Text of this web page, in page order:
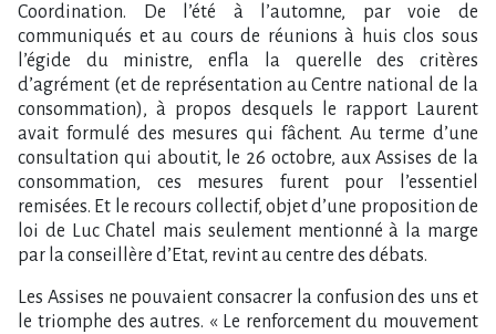
Coordination. De l’été à l’automne, par voie de
communiqués et au cours de réunions à huis clos sous
l’égide du ministre, enfla la querelle des critères
d’agrément (et de représentation au Centre national de la
consommation), à propos desquels le rapport Laurent
avait formulé des mesures qui fâchent. Au terme d’une
consultation qui aboutit, le 26 octobre, aux Assises de la
consommation, ces mesures furent pour l’essentiel
remisées. Et le recours collectif, objet d’une proposition de
loi de Luc Chatel mais seulement mentionné à la marge
par la conseillère d’Etat, revint au centre des débats.
Les Assises ne pouvaient consacrer la confusion des uns et
le triomphe des autres. « Le renforcement du mouvement